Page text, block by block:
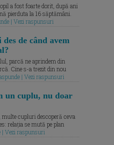
a fost foarte dorit, după ani
pierduta la 16 săptămâni.
| Vezi raspunsuri
de când avem
parcă ne aprindem din
Cine s-a trezit din nou
| Vezi raspunsuri
un cuplu, nu doar
cupluri descoperă ceva
relația se mută pe plan
| Vezi raspunsuri